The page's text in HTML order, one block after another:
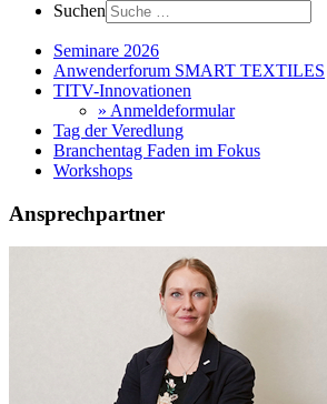
Suchen
Seminare 2026
Anwenderforum SMART TEXTILES
TITV-Innovationen
» Anmeldeformular
Tag der Veredlung
Branchentag Faden im Fokus
Workshops
Ansprechpartner